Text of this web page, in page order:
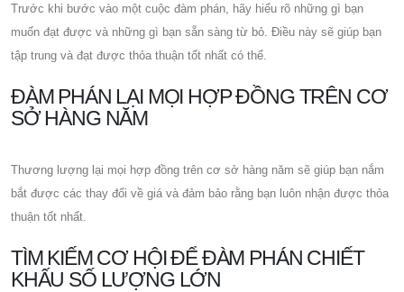
Trước khi bước vào một cuộc đàm phán, hãy hiểu rõ những gì bạn
muốn đạt được và những gì bạn sẵn sàng từ bỏ. Điều này sẽ giúp bạn
tập trung và đạt được thỏa thuận tốt nhất có thể.
ĐÀM PHÁN LẠI MỌI HỢP ĐỒNG TRÊN CƠ
SỞ HÀNG NĂM
Thương lượng lại mọi hợp đồng trên cơ sở hàng năm sẽ giúp bạn nắm
bắt được các thay đổi về giá và đảm bảo rằng bạn luôn nhận được thỏa
thuận tốt nhất.
TÌM KIẾM CƠ HỘI ĐỂ ĐÀM PHÁN CHIẾT
KHẤU SỐ LƯỢNG LỚN